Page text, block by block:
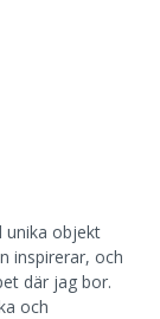
unika objekt
inspirerar, och
där jag bor.
och